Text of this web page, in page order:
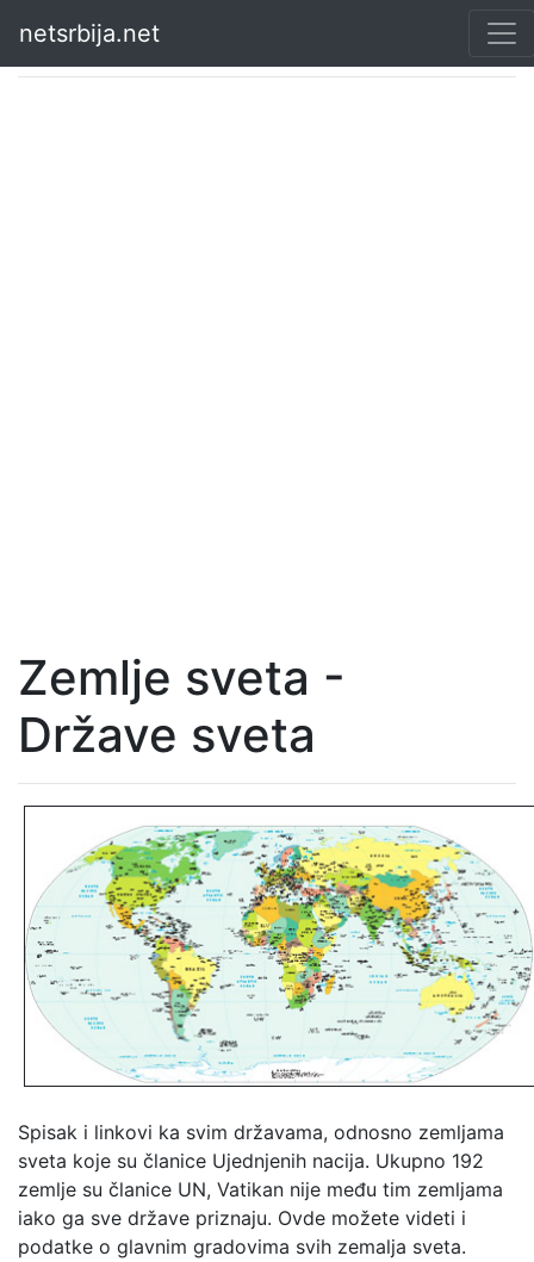
netsrbija.net
Zemlje sveta -
Države sveta
Spisak i linkovi ka svim državama, odnosno zemljama
sveta koje su članice Ujednjenih nacija. Ukupno 192
zemlje su članice UN, Vatikan nije među tim zemljama
iako ga sve države priznaju. Ovde možete videti i
podatke o glavnim gradovima svih zemalja sveta.